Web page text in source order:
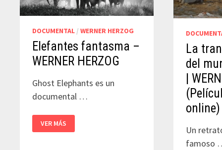
DOCUMENTAL /WERNER HERZOG
Elefantes fantasma –
WERNER HERZOG
Ghost Elephants es un
documental …
ELEFANTES
FANTASMA
–
VER MÁS
La
del
|
online)
Un
famoso